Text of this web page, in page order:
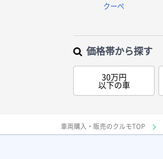
クーペ
価格帯から探す
30万円
以下の車
車両購入・販売のクルモTOP